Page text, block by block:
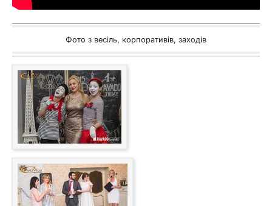
Фото з весіль, корпоративів, заходів